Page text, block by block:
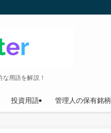
用語を解説！
投資用語 管理人の保有銘柄